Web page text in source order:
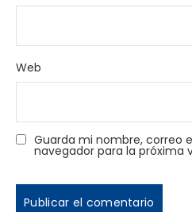
Web
Guarda mi nombre, correo
navegador para la próxima